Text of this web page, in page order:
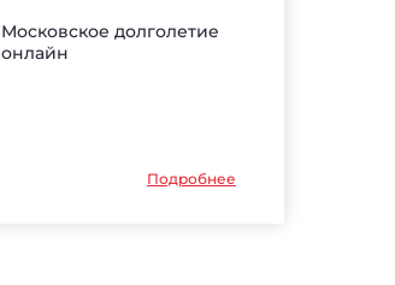
Московское долголетие
онлайн
Подробнее